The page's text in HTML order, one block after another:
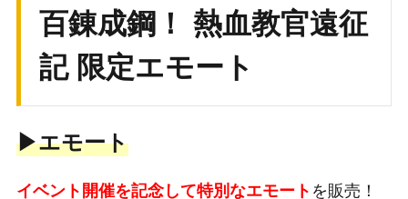
百錬成鋼！ 熱血教官遠征
記 限定エモート
▶エモート
イベント開催を記念して特別なエモートを販売！